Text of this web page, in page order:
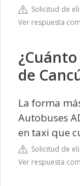
Solicitud de
Ver respuesta
de
La forma
Autobuses
en taxi que
Solicitud de
Ver respuesta